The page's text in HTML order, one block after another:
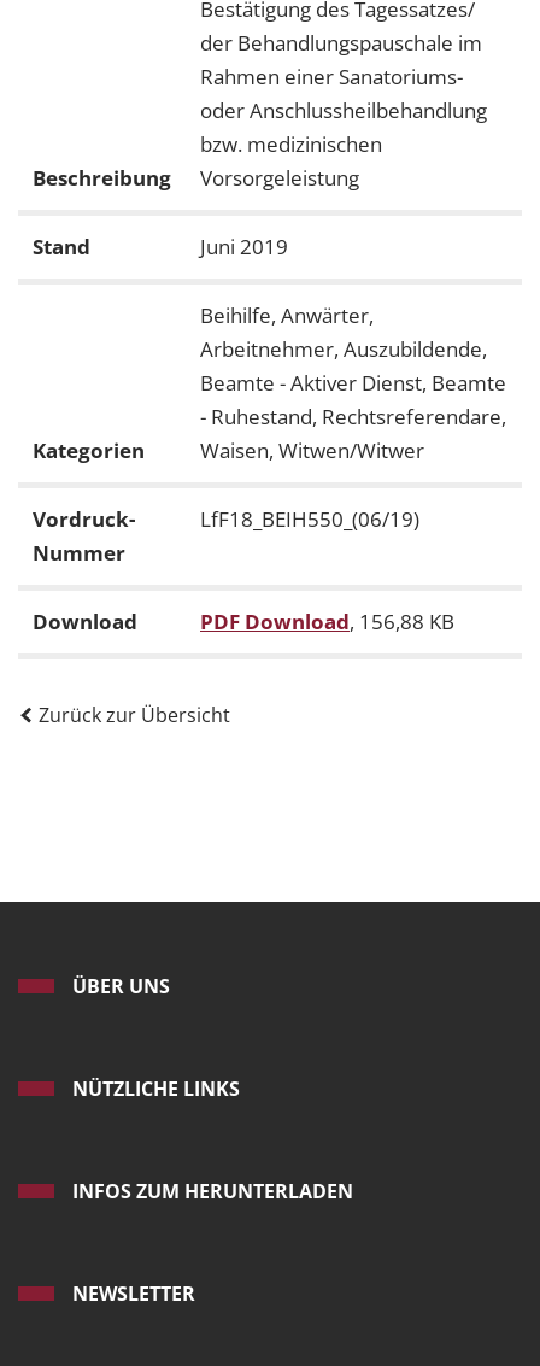
Beschreibung
Bestätigung des Tagessatzes/
der Behandlungspauschale im
Rahmen einer Sanatoriums-
oder Anschlussheilbehandlung
bzw. medizinischen
Vorsorgeleistung
Stand Juni 2019
Kategorien
Beihilfe, Anwärter,
Arbeitnehmer, Auszubildende,
Beamte - Aktiver Dienst, Beamte
- Ruhestand, Rechtsreferendare,
Waisen, Witwen/Witwer
Vordruck-
Nummer
LfF18_BEIH550_(06/19)
Download PDF Download, 156,88 KB
Zurück zur Übersicht
ÜBER UNS
NÜTZLICHE LINKS
INFOS ZUM HERUNTERLADEN
NEWSLETTER